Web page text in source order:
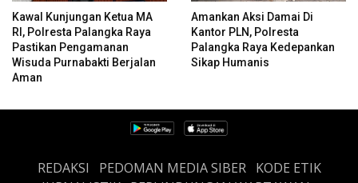
Kawal Kunjungan Ketua MA
RI, Polresta Palangka Raya
Pastikan Pengamanan
Wisuda Purnabakti Berjalan
Aman
Amankan Aksi Damai Di
Kantor PLN, Polresta
Palangka Raya Kedepankan
Sikap Humanis
REDAKSI PEDOMAN MEDIA SIBER
KODE ETIK